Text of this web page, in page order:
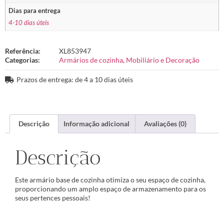
Dias para entrega
4-10 dias úteis
Referência:
XL853947
Categorias:
Armários de cozinha, Mobiliário e Decoração
Prazos de entrega: de 4 a 10 dias úteis
Descrição Informação adicional Avaliações (0)
Descrição
Este armário base de cozinha otimiza o seu espaço de cozinha,
proporcionando um amplo espaço de armazenamento para os
seus pertences pessoais!